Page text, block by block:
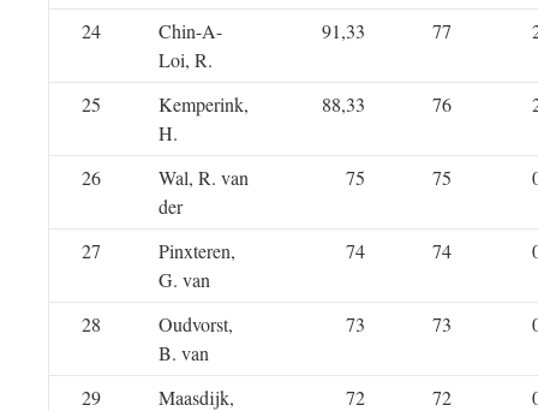
24
Chin-A-
Loi, R.
91,33 77
25
Kemperink,
H.
88,33 76
26
Wal, R. van
der
75 75
27
Pinxteren,
G. van
74 74
28
Oudvorst,
B. van
73 73
29
Maasdijk,
72 72